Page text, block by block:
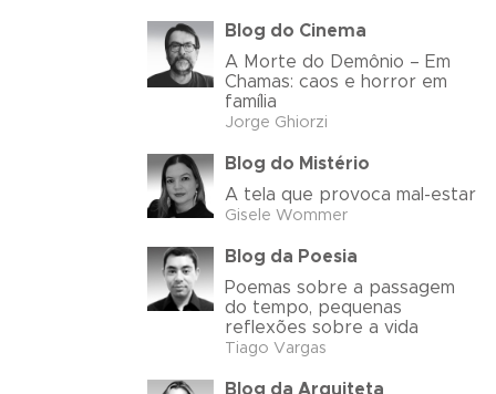
Blog do Cinema
A Morte do Demônio – Em
Chamas: caos e horror em
família
Jorge Ghiorzi
Blog do Mistério
A tela que provoca mal-estar
Gisele Wommer
Blog da Poesia
Poemas sobre a passagem
do tempo, pequenas
reflexões sobre a vida
Tiago Vargas
Blog da Arquiteta